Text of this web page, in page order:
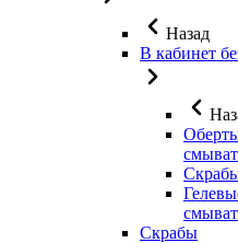
Назад
В кабинет
Скрабы